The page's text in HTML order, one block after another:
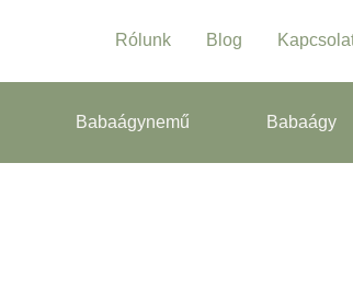
Rólunk Blog
Babaágynemű Babaágy